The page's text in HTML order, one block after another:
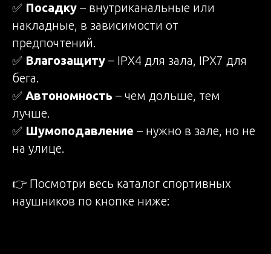
✅ Посадку – внутриканальные или
накладные, в зависимости от
предпочтений.
✅ Влагозащиту – IPX4 для зала, IPX7 для
бега.
✅ Автономность – чем дольше, тем
лучше.
✅ Шумоподавление – нужно в зале, но не
на улице.
👉 Посмотри весь каталог спортивных
наушников по кнопке ниже: